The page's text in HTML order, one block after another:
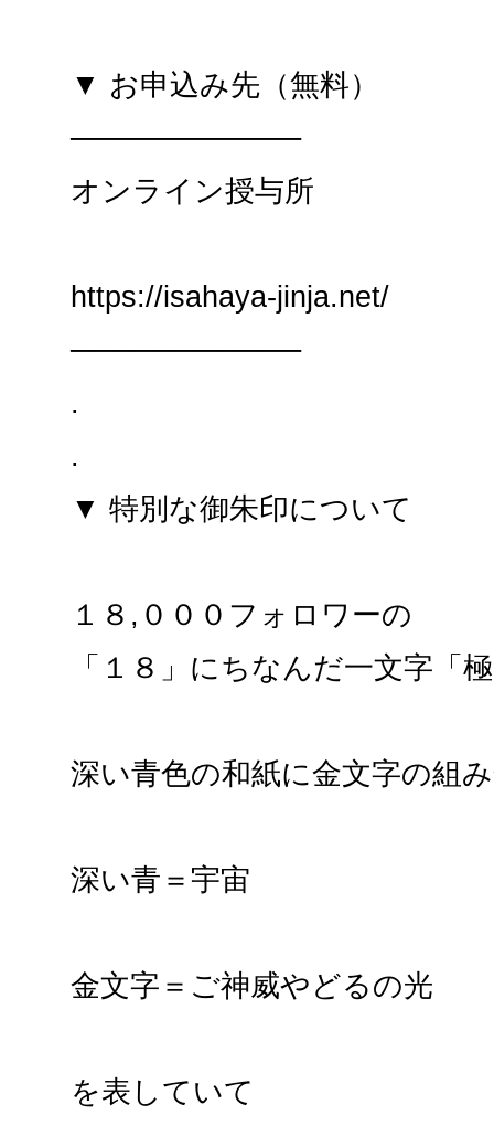
▼ お申込み先（無料）
───────────
オンライン授与所
https://isahaya-jinja.net/
───────────
.
.
▼ 特別な御朱印について
１８,０００フォロワーの
「１８」にちなんだ一文字「
深い青色の和紙に金文字の組
深い青＝宇宙
金文字＝ご神威やどるの光
を表していて